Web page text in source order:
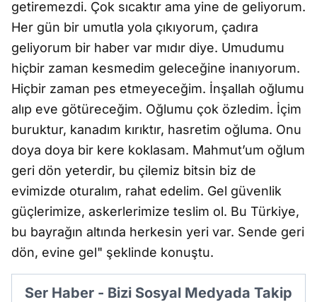
getiremezdi. Çok sıcaktır ama yine de geliyorum.
Her gün bir umutla yola çıkıyorum, çadıra
geliyorum bir haber var mıdır diye. Umudumu
hiçbir zaman kesmedim geleceğine inanıyorum.
Hiçbir zaman pes etmeyeceğim. İnşallah oğlumu
alıp eve götüreceğim. Oğlumu çok özledim. İçim
buruktur, kanadım kırıktır, hasretim oğluma. Onu
doya doya bir kere koklasam. Mahmut’um oğlum
geri dön yeterdir, bu çilemiz bitsin biz de
evimizde oturalım, rahat edelim. Gel güvenlik
güçlerimize, askerlerimize teslim ol. Bu Türkiye,
bu bayrağın altında herkesin yeri var. Sende geri
dön, evine gel" şeklinde konuştu.
Ser Haber - Bizi Sosyal Medyada Takip